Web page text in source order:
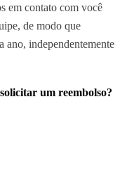
em contato com você
de modo que
ano, independentemente
um reembolso?